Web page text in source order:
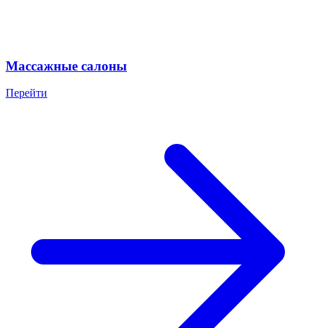
Массажные салоны
Перейти